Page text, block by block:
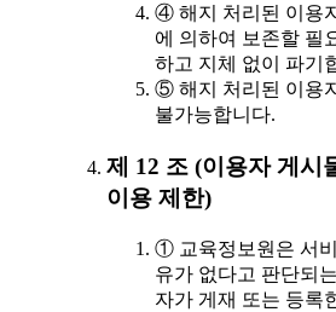
④ 해지 처리된 이용
에 의하여 보존할 필
하고 지체 없이 파기
⑤ 해지 처리된 이용
불가능합니다.
제 12 조 (이용자 게시
이용 제한)
① 교육정보원은 서
유가 없다고 판단되
자가 게재 또는 등록